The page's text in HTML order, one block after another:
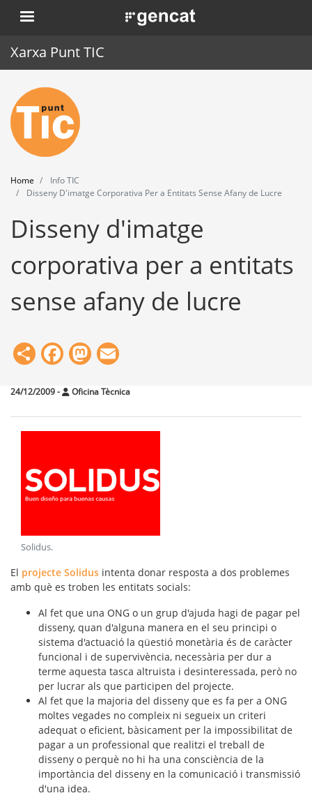
Skip
to
. Obre en una nova finestra.
Xarxa Punt TIC
Home
Punt TIC
News
Events
Training
Home
Info TIC
Disseny D'imatge Corporativa Per a Entitats Sense Afany de Lucre
Disseny d'imatge
corporativa per a entitats
sense afany de lucre
ShareFacebook
Mastodon
24/12/2009- Oficina Tècnica
Solidus.
El projecte Solidus intenta donar resposta a dos problemes
amb què es troben les entitats socials:
Al fet que una ONG o un grup d'ajuda hagi de pagar pel
disseny, quan d'alguna manera en el seu principi o
sistema d'actuació la qüestió monetària és de caràcter
funcional i de supervivència, necessària per dur a
terme aquesta tasca altruista i desinteressada, però no
per lucrar als que participen del projecte.
Al fet que la majoria del disseny que es fa per a ONG
moltes vegades no compleix ni segueix un criteri
adequat o eficient, bàsicament per la impossibilitat de
pagar a un professional que realitzi el treball de
disseny o perquè no hi ha una consciència de la
importància del disseny en la comunicació i transmissió
d'una idea.